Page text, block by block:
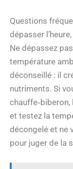
Questions
dépasser
Ne dépassez
température
déconseillé : il
nutriments. Si
chauffe‑biberon,
et testez la
décongelé et ne
pour juger de la